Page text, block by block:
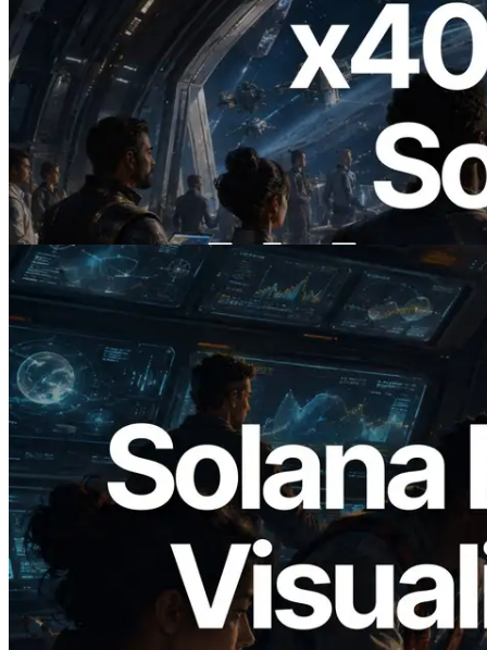
2026.07.04
ERPC startet x402-fähige Solana RPC —
Der Beginn einer Ära, in der KI-Agenten
APIs bei Bedarf bezahlen
Lesen Sie diesen Artikel
2026.05.24
Validators Solutions veröffentlicht Solana
Block Analyzer – Visualisierung der
Blockproduktionszeit pro Slot und der
zugewiesenen Validatoren